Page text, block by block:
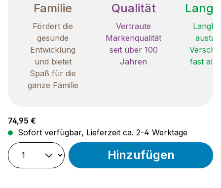
Familie
Fördert die
gesunde
Entwicklung
und bietet
Spaß für die
ganze Familie
Qualität
Vertraute
Markenqualität
seit über 100
Jahren
fast
Regulärer Preis:
74,95 €
Sofort verfügbar, Lieferzeit ca. 2-4 Werktage
Hinzufügen